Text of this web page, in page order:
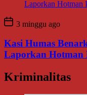
3 minggu ago
Kasi Humas
Laporkan Hotman
Kriminalitas